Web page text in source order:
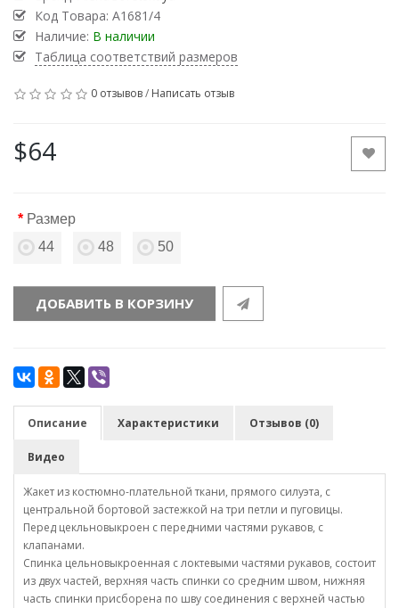
Код Товара: A1681/4
Наличие: В наличии
Таблица соответствий размеров
0 отзывов/ Написать отзыв
$64
Размер
44
48 50
ДОБАВИТЬ В КОРЗИНУ
Описание Характеристики Отзывов (0)
Видео
Жакет из костюмно-плательной ткани, прямого силуэта, с
центральной бортовой застежкой на три петли и пуговицы.
Перед цекльновыкроен с передними частями рукавов, с
клапанами.
Спинка цельновыкроенная с локтевыми частями рукавов, состоит
из двух частей, верхняя часть спинки со средним швом, нижняя
часть спинки присборена по шву соединения с верхней частью